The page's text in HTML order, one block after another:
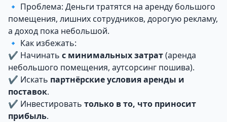
🔹 Проблема: Деньги тратятся на аренду большого
помещения, лишних сотрудников, дорогую рекламу,
а доход пока небольшой.
🔹 Как избежать:
✔ Начинать с минимальных затрат(аренда
небольшого помещения, аутсорсинг пошива).
✔ Искать партнёрские условия аренды и
поставок.
✔ Инвестировать только в то, что приносит
прибыль.